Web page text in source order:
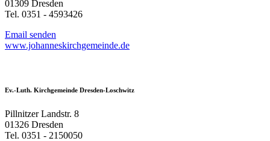
01309 Dresden
Tel. 0351 - 4593426
Email senden
www.johanneskirchgemeinde.de
Ev.-Luth. Kirchgemeinde Dresden-Loschwitz
Pillnitzer Landstr. 8
01326 Dresden
Tel. 0351 - 2150050